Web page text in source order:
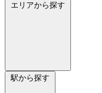
エリアから探す
駅から探す